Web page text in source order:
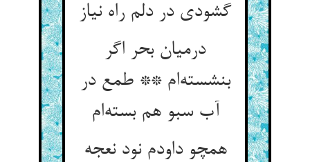
گشودی در دلم راه نیاز
درمیان بحر اگر
بنشسته‌ام ** طمع در
آب سبو هم بسته‌ام
همچو داودم نود نعجه